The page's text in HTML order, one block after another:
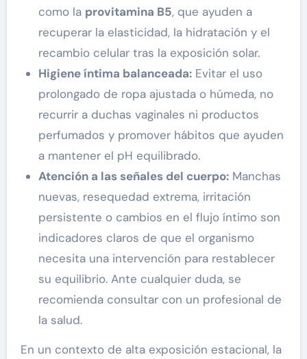
como la provitamina B5, que ayuden a
recuperar la elasticidad, la hidratación y el
recambio celular tras la exposición solar.
Higiene íntima balanceada:Evitar el uso
prolongado de ropa ajustada o húmeda, no
recurrir a duchas vaginales ni productos
perfumados y promover hábitos que ayuden
a mantener el pH equilibrado.
Atención a las señales del cuerpo:Manchas
nuevas, resequedad extrema, irritación
persistente o cambios en el flujo íntimo son
indicadores claros de que el organismo
necesita una intervención para restablecer
su equilibrio. Ante cualquier duda, se
recomienda consultar con un profesional de
la salud.
En un contexto de alta exposición estacional, la